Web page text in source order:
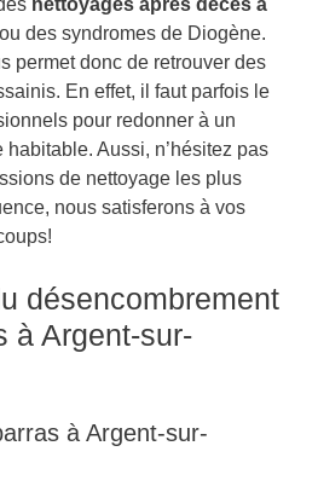
des syndromes de Diogène.
permet donc de retrouver des
En effet, il faut parfois le
pour redonner à un
habitable. Aussi, n’hésitez pas
de nettoyage les plus
nous satisferons à vos
désencombrement
à Argent-sur-
à Argent-sur-